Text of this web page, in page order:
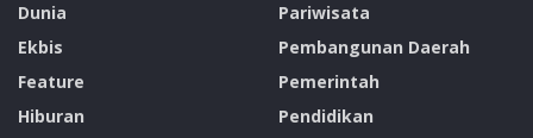
Dunia
Ekbis
Feature
Hiburan
Pariwisata
Pembangunan Daerah
Pemerintah
Pendidikan